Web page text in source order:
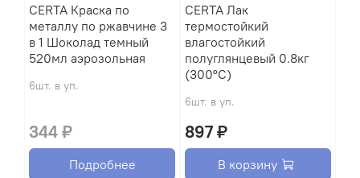
CERTA Краска по
металлу по ржавчине 3
в 1 Шоколад темный
520мл аэрозольная
6шт. в уп.
344 ₽
Подробнее
CERTA Лак
термостойкий
влагостойкий
полуглянцевый 0.8кг
(300°С)
6шт. в уп.
897 ₽
В корзину